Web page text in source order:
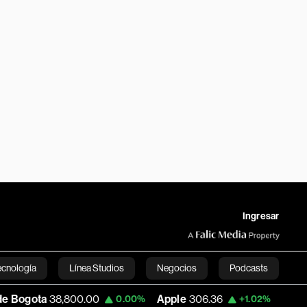
Ingresar
Línea Studios Negocios Podcasts
English0.00% Apple 306.36 +1.02% USD COP